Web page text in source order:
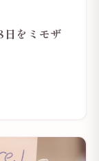
日をミモザ